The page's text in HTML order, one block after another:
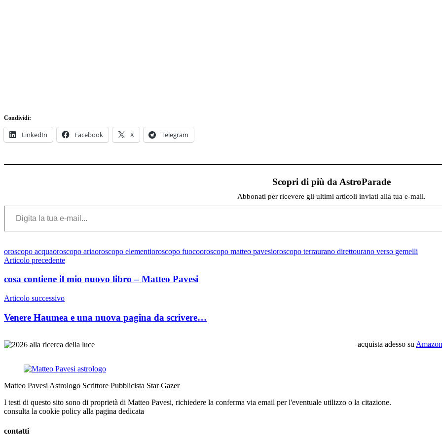
Condividi:
LinkedIn Facebook X Telegram
Scopri di più da AstroParade
Abbonati per ricevere gli ultimi articoli inviati alla tua e-mail.
Digita la tua e-mail...
Tag
oroscopo acquaoroscopo ariaoroscopo elementioroscopo fuocooroscopo matteo pavesioroscopo terraurano direttourano verso gemelli
Navigazione
articoli
Articolo precedente
cosa contiene il mio nuovo libro – Matteo Pavesi
Articolo successivo
Venere Haumea e una nuova pagina da scrivere…
acquista adesso su
Matteo Pavesi Astrologo Scrittore Pubblicista Star Gazer
I testi di questo sito sono di proprietà di Matteo Pavesi, richiedere la conferma via email per l'eventuale utilizzo o la citazione.
consulta la cookie policy alla pagina dedicata
contatti